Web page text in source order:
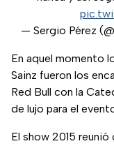
— Sergio Pérez
En aquel momento
Sainz fueron los
Red Bull con la
de lujo para el
El show 2015 reunió